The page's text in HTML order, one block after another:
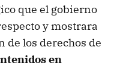
que el gobierno
y mostrara
de los derechos de
en